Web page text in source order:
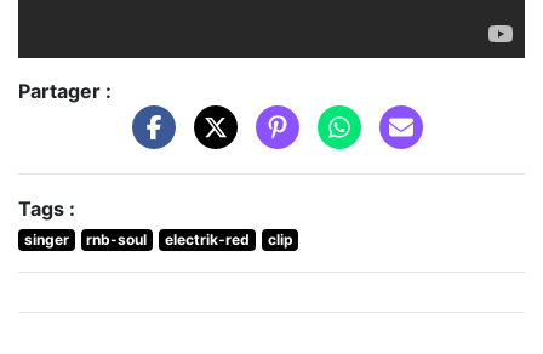
Partager :
Tags :
singer rnb-soul electrik-red clip